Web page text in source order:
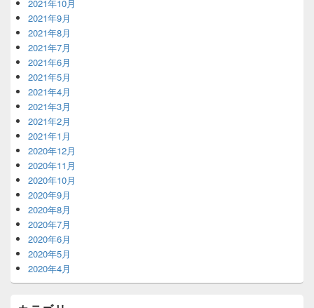
2021年10月
2021年9月
2021年8月
2021年7月
2021年6月
2021年5月
2021年4月
2021年3月
2021年2月
2021年1月
2020年12月
2020年11月
2020年10月
2020年9月
2020年8月
2020年7月
2020年6月
2020年5月
2020年4月